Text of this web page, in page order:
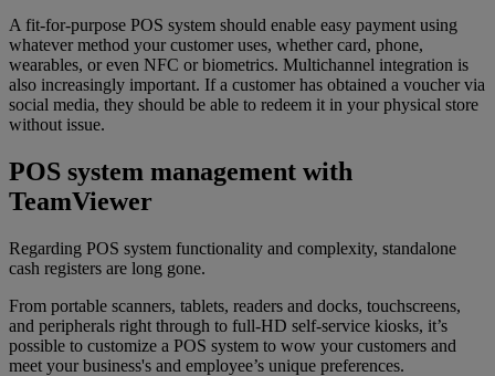
A fit-for-purpose POS system should enable easy payment using
whatever method your customer uses, whether card, phone,
wearables, or even NFC or biometrics. Multichannel integration is
also increasingly important. If a customer has obtained a voucher via
social media, they should be able to redeem it in your physical store
without issue.
POS system management with
TeamViewer
Regarding POS system functionality and complexity, standalone
cash registers are long gone.
From portable scanners, tablets, readers and docks, touchscreens,
and peripherals right through to full-HD self-service kiosks, it’s
possible to customize a POS system to wow your customers and
meet your business's and employee’s unique preferences.